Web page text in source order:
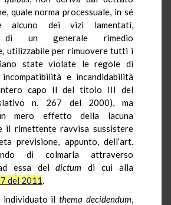
quale norma processuale, in sé
alcuno dei vizi lamentati,
di un generale rimedio
utilizzabile per rimuovere tutti i
state violate le regole di
e incandidabilità
capo II del titolo III del
n. 267 del 2000), ma
mero effetto della lacuna
il rimettente ravvisa sussistere
previsione, appunto, dell’art.
di colmarla attraverso
ad essa deldictumdi cui alla
del 2011.
individuato ilthema decidendum,